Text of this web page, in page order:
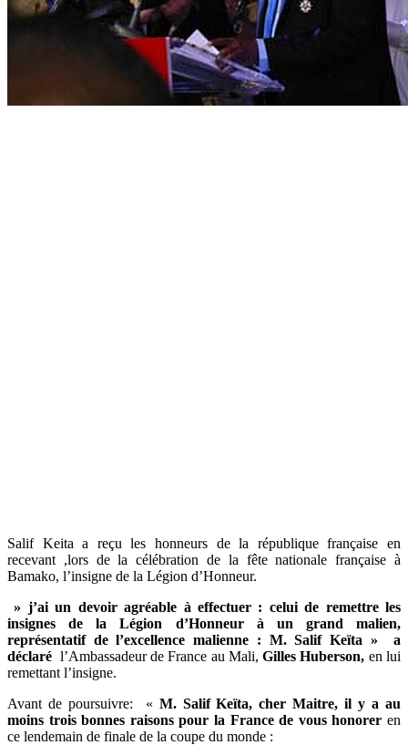
Salif Keita a reçu les honneurs de la république française en
recevant ,lors de la célébration de la fête nationale française à
Bamako, l’insigne de la Légion d’Honneur.
» j’ai un devoir agréable à effectuer : celui de remettre les
insignes de la Légion d’Honneur à un grand malien,
représentatif de l’excellence malienne : M. Salif Keïta »
a
déclaré l’Ambassadeur de France au Mali,Gilles Huberson, en lui
remettant l’insigne.
Avant de poursuivre: « M. Salif Keïta, cher Maitre, il y a au
moins trois bonnes raisons pour la France de vous honorer en
ce lendemain de finale de la coupe du monde :